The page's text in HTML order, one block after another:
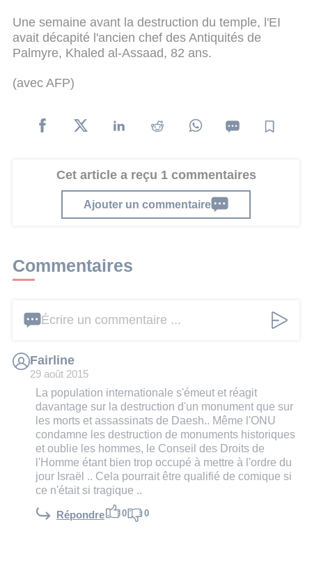
Une semaine avant la destruction du temple, l'EI
avait décapité l'ancien chef des Antiquités de
Palmyre, Khaled al-Assaad, 82 ans.
(avec AFP)
Cet article a reçu 1 commentaires
Ajouter un commentaire
Commentaires
Écrire un commentaire ...
Fairline
29 août 2015
La population internationale s'émeut et réagit
davantage sur la destruction d'un monument que sur
les morts et assassinats de Daesh.. Même l'ONU
condamne les destruction de monuments historiques
et oublie les hommes, le Conseil des Droits de
l'Homme étant bien trop occupé à mettre à l'ordre du
jour Israël .. Cela pourrait être qualifié de comique si
ce n'était si tragique ..
Répondre 0 0